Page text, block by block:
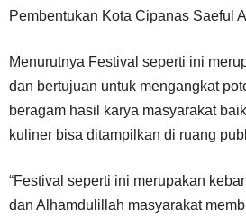
Pembentukan Kota Cipanas Saeful
Menurutnya Festival seperti ini
dan bertujuan untuk mengangkat
beragam hasil karya masyarakat
kuliner bisa ditampilkan di ruang
“Festival seperti ini merupakan
dan Alhamdulillah masyarakat